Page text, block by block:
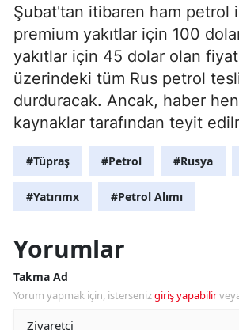
Şubat'tan itibaren ham petrol
premium yakıtlar için 100
yakıtlar için 45 dolar olan fiyat
üzerindeki tüm Rus petrol
durduracak. Ancak, haber
kaynaklar tarafından teyit
#Tüpraş #Petrol #Rusya
#Yatırımx #Petrol Alımı
Yorumlar
Takma Ad
Yorum yapmak için, istersenizgiriş yapabilir